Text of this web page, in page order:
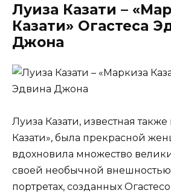
Луиза Казати –
Казати» Огастеса
Джона
Луиза Казати, известная
Казати», была прекрасной
вдохновила множество
своей необычной
портретах, созданных